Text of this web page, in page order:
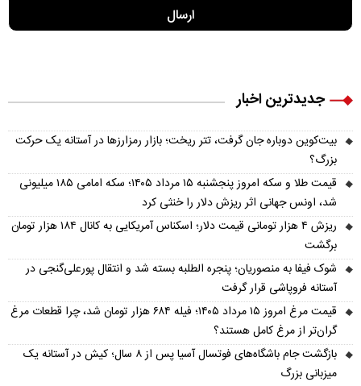
جدیدترین اخبار
بیت‌کوین دوباره جان گرفت، تتر ریخت؛ بازار رمزارزها در آستانه یک حرکت
بزرگ؟
قیمت طلا و سکه امروز پنجشنبه ۱۵ مرداد ۱۴۰۵؛ سکه امامی ۱۸۵ میلیونی
شد، اونس جهانی اثر ریزش دلار را خنثی کرد
ریزش ۴ هزار تومانی قیمت دلار؛ اسکناس آمریکایی به کانال ۱۸۴ هزار تومان
برگشت
شوک فیفا به منصوریان؛ پنجره الطلبه بسته شد و انتقال پورعلی‌گنجی در
آستانه فروپاشی قرار گرفت
قیمت مرغ امروز ۱۵ مرداد ۱۴۰۵؛ فیله ۶۸۴ هزار تومان شد، چرا قطعات مرغ
گران‌تر از مرغ کامل هستند؟
بازگشت جام باشگاه‌های فوتسال آسیا پس از ۸ سال؛ کیش در آستانه یک
میزبانی بزرگ